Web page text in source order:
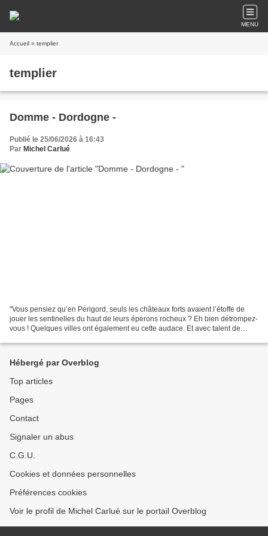
MENU
Accueil » templier
templier
Domme - Dordogne -
Publié le 25/06/2026 à 16:43
Par Michel Carlué
"Vous pensiez qu’en Périgord, seuls les châteaux forts avaient l’étoffe de
jouer les sentinelles du haut de leurs éperons rocheux ? Eh bien détrompez-
vous ! Quelques villes ont également eu cette audace. Et avec talent de
Hébergé par Overblog
Top articles
Pages
Contact
Signaler un abus
C.G.U.
Cookies et données personnelles
Préférences cookies
Voir le profil de Michel Carlué sur le portail Overblog